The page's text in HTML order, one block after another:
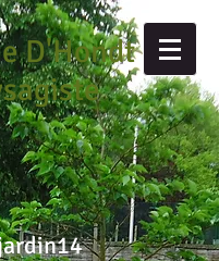
D'Hondt